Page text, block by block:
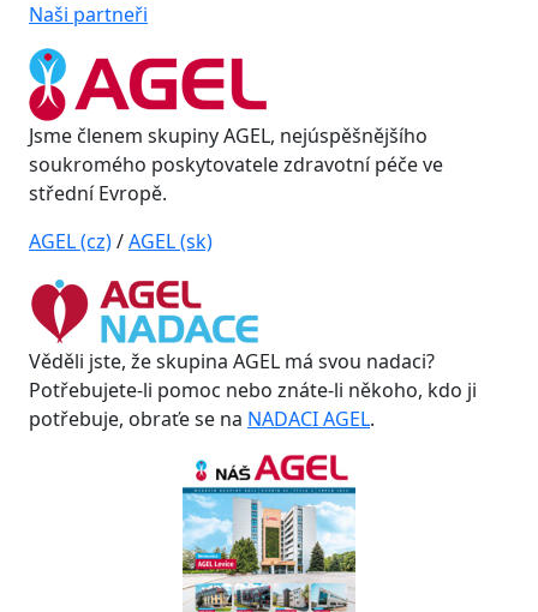
Naši partneři
Jsme členem skupiny AGEL, nejúspěšnějšího
soukromého poskytovatele zdravotní péče ve
střední Evropě.
AGEL (cz)/AGEL (sk)
Věděli jste, že skupina AGEL má svou nadaci?
Potřebujete-li pomoc nebo znáte-li někoho, kdo ji
potřebuje, obraťe se na NADACI AGEL.